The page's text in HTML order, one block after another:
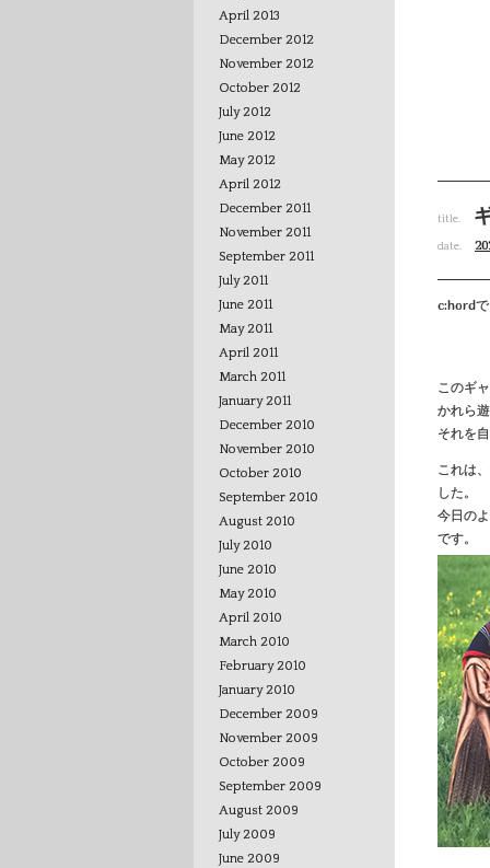
April 2013
December 2012
November 2012
October 2012
July 2012
June 2012
May 2012
April 2012
December 2011
November 2011
September 2011
July 2011
June 2011
May 2011
April 2011
March 2011
January 2011
December 2010
November 2010
October 2010
September 2010
August 2010
July 2010
June 2010
May 2010
April 2010
March 2010
February 2010
January 2010
December 2009
November 2009
October 2009
September 2009
August 2009
July 2009
June 2009
title.
date.
c:hord
このギ
かれら
それを
これは
した。
今日の
です。